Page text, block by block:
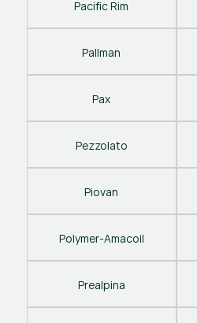
Pacific Rim
Pallman
Pax
Pezzolato
Piovan
Polymer-Amacoil
Prealpina